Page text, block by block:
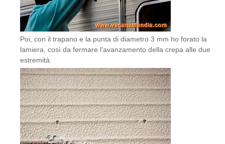
Poi, con il trapano e la punta di diametro 3 mm ho forato la
lamiera, così da fermare l'avanzamento della crepa alle due
estremità.